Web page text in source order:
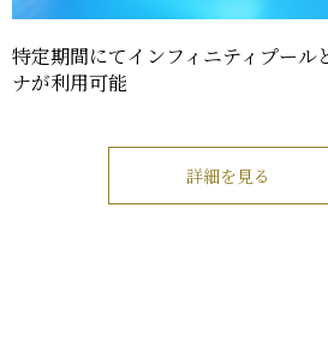
特定期間にてインフィニティプール
ナが利用可能
詳細を見る